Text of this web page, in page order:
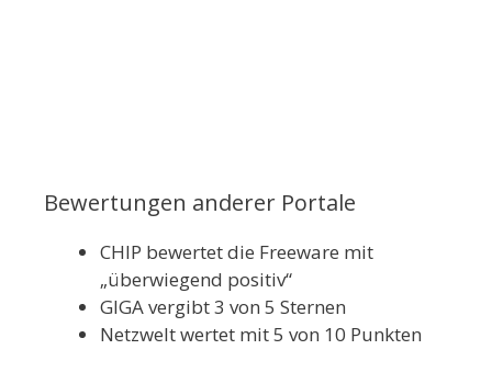
Bewertungen anderer Portale
CHIP bewertet die Freeware mit
„überwiegend positiv“
GIGA vergibt 3 von 5 Sternen
Netzwelt wertet mit 5 von 10 Punkten